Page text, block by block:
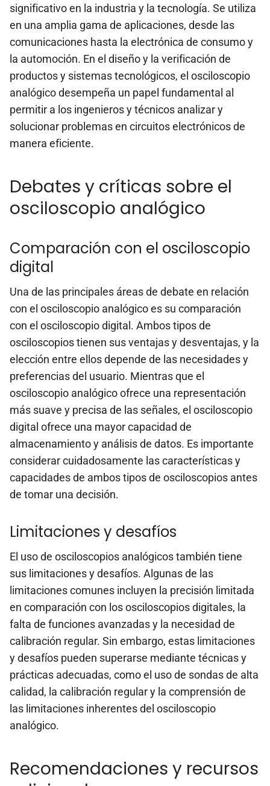
significativo en la industria y la tecnología. Se utiliza
en una amplia gama de aplicaciones, desde las
comunicaciones hasta la electrónica de consumo y
la automoción. En el diseño y la verificación de
productos y sistemas tecnológicos, el osciloscopio
analógico desempeña un papel fundamental al
permitir a los ingenieros y técnicos analizar y
solucionar problemas en circuitos electrónicos de
manera eficiente.
Debates y críticas sobre el
osciloscopio analógico
Comparación con el osciloscopio
digital
Una de las principales áreas de debate en relación
con el osciloscopio analógico es su comparación
con el osciloscopio digital. Ambos tipos de
osciloscopios tienen sus ventajas y desventajas, y la
elección entre ellos depende de las necesidades y
preferencias del usuario. Mientras que el
osciloscopio analógico ofrece una representación
más suave y precisa de las señales, el osciloscopio
digital ofrece una mayor capacidad de
almacenamiento y análisis de datos. Es importante
considerar cuidadosamente las características y
capacidades de ambos tipos de osciloscopios antes
de tomar una decisión.
Limitaciones y desafíos
El uso de osciloscopios analógicos también tiene
sus limitaciones y desafíos. Algunas de las
limitaciones comunes incluyen la precisión limitada
en comparación con los osciloscopios digitales, la
falta de funciones avanzadas y la necesidad de
calibración regular. Sin embargo, estas limitaciones
y desafíos pueden superarse mediante técnicas y
prácticas adecuadas, como el uso de sondas de alta
calidad, la calibración regular y la comprensión de
las limitaciones inherentes del osciloscopio
analógico.
Recomendaciones y recursos